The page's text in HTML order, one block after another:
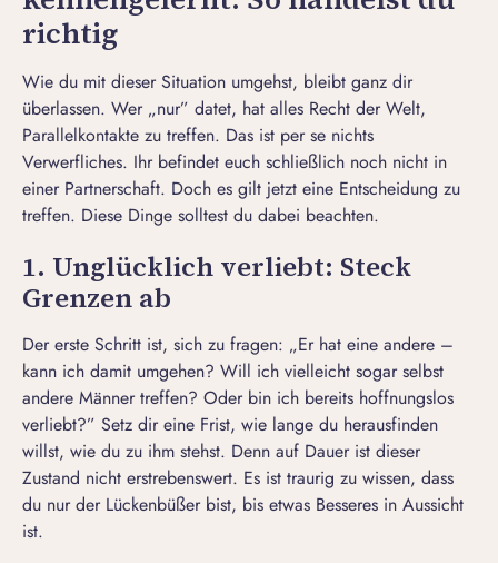
richtig
Wie du mit dieser Situation umgehst, bleibt ganz dir
überlassen. Wer „nur” datet, hat alles Recht der Welt,
Parallelkontakte zu treffen. Das ist per se nichts
Verwerfliches. Ihr befindet euch schließlich noch nicht in
einer Partnerschaft. Doch es gilt jetzt eine Entscheidung zu
treffen. Diese Dinge solltest du dabei beachten.
1. Unglücklich verliebt: Steck
Grenzen ab
Der erste Schritt ist, sich zu fragen: „Er hat eine andere –
kann ich damit umgehen? Will ich vielleicht sogar selbst
andere Männer treffen? Oder bin ich bereits hoffnungslos
verliebt?” Setz dir eine Frist, wie lange du herausfinden
willst, wie du zu ihm stehst. Denn auf Dauer ist dieser
Zustand nicht erstrebenswert. Es ist traurig zu wissen, dass
du nur der Lückenbüßerbist, bis etwas Besseres in Aussicht
ist.